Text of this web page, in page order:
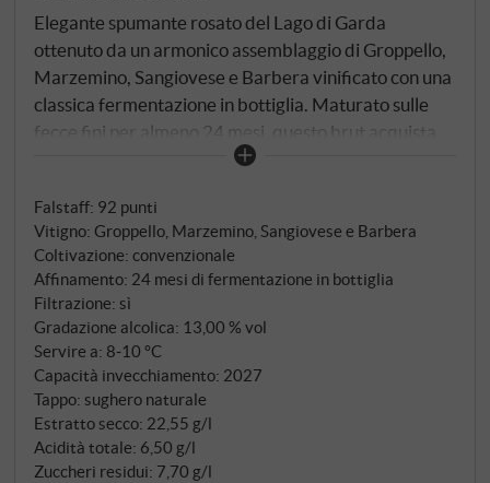
Elegante spumante rosato del Lago di Garda
ottenuto da un armonico assemblaggio di Groppello,
Marzemino, Sangiovese e Barbera vinificato con una
classica fermentazione in bottiglia. Maturato sulle
fecce fini per almeno 24 mesi, questo brut acquista
una delicata consistenza e profondità aromatica.
nel bicchiere. Al naso, note sottili di bacche rosse,
petali di rosa e sfumature minerali, sostenute da una
nota di tensione salina. Al palato colpisce per il
perlage fine e persistente, la pienezza fruttata e la
vivace freschezza. La freschezza minerale e la sottile
nota salina assicurano una bevuta animata – un rosé
altrettanto brillante come aperitivo o in
abbinamento a piatti estivi da leggeri a mediamente
pesanti. SUPERIORE.DE
Falstaff: 92 punti
Vitigno: Groppello, Marzemino, Sangiovese e Barbera
Coltivazione: convenzionale
Affinamento: 24 mesi di fermentazione in bottiglia
Filtrazione: sì
Gradazione alcolica: 13,00 % vol
Servire a: 8‑10 °C
Capacità invecchiamento: 2027
Tappo: sughero naturale
Estratto secco: 22,55 g/l
Acidità totale: 6,50 g/l
Zuccheri residui: 7,70 g/l